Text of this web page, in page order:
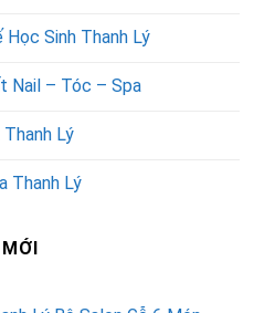
Học Sinh Thanh Lý
Nail – Tóc – Spa
Lý
Thanh Lý